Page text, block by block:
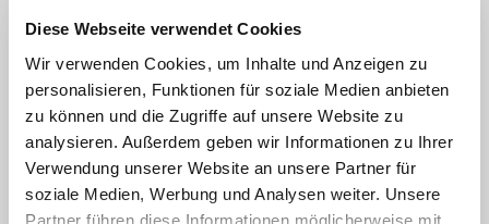
Diese Webseite verwendet Cookies
Wir verwenden Cookies, um Inhalte und Anzeigen zu
personalisieren, Funktionen für soziale Medien anbieten
zu können und die Zugriffe auf unsere Website zu
analysieren. Außerdem geben wir Informationen zu Ihrer
Verwendung unserer Website an unsere Partner für
soziale Medien, Werbung und Analysen weiter. Unsere
Partner führen diese Informationen möglicherweise mit
10.06
Heinrich (Heinz)
10.06
Josef